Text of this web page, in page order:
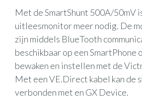
Met de SmartShunt 500A/50mV
uitleesmonitor meer nodig. De
zijn middels BlueTooth
beschikbaar op een SmartPhone
bewaken en instellen met de
Met een VE.Direct kabel kan de
verbonden met en GX Device.